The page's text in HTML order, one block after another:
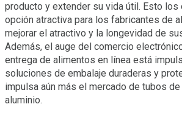
producto y extender su vida útil. Esto los
opción atractiva para los fabricantes de
mejorar el atractivo y la longevidad de
Además, el auge del comercio
entrega de alimentos en línea está
soluciones de embalaje duraderas y
impulsa aún más el mercado de tubos
aluminio.